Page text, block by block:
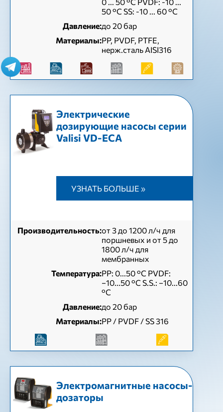
50 °C SS: -10 ... 60 °C
Давление:до 20 бар
Материалы:PP, PVDF, PTFE,
нерж.сталь AISI316
Электрические
дозирующие насосы серии
Valisi VD-ЕСА
УЗНАТЬ БОЛЬШЕ »
Производительность:от 3 до 1200 л/ч для
поршневых и от 5 до
1800 л/ч для
мембранных
Температура:PP: 0...50 °C PVDF:
−10...50 °C S.S.: −10...60
°C
Давление:до 20 бар
Материалы:PP / PVDF / SS 316
Электромагнитные насосы-
дозаторы